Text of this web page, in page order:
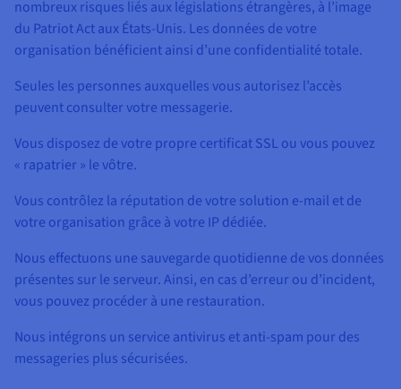
nombreux risques liés aux législations étrangères, à l’image
du Patriot Act aux États-Unis. Les données de votre
organisation bénéficient ainsi d’une confidentialité totale.
Seules les personnes auxquelles vous autorisez l’accès
peuvent consulter votre messagerie.
Vous disposez de votre propre certificat SSL ou vous pouvez
« rapatrier » le vôtre.
Vous contrôlez la réputation de votre solution e-mail et de
votre organisation grâce à votre IP dédiée.
Nous effectuons une sauvegarde quotidienne de vos données
présentes sur le serveur. Ainsi, en cas d’erreur ou d’incident,
vous pouvez procéder à une restauration.
Nous intégrons un service antivirus et anti-spam pour des
messageries plus sécurisées.